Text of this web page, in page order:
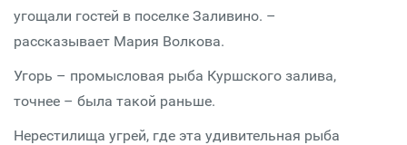
угощали гостей в поселке Заливино. –
рассказывает Мария Волкова.
Угорь – промысловая рыба Куршского залива,
точнее – была такой раньше.
Нерестилища угрей, где эта удивительная рыба